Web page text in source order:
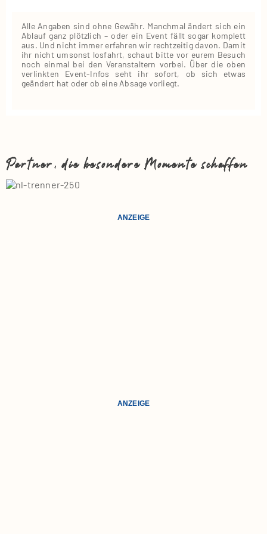
Alle Angaben sind ohne Gewähr. Manchmal ändert sich ein
Ablauf ganz plötzlich – oder ein Event fällt sogar komplett
aus. Und nicht immer erfahren wir rechtzeitig davon. Damit
ihr nicht umsonst losfahrt, schaut bitte vor eurem Besuch
noch einmal bei den Veranstaltern vorbei. Über die oben
verlinkten Event‑Infos seht ihr sofort, ob sich etwas
geändert hat oder ob eine Absage vorliegt.
Partner, die besondere Momente schaffen
ANZEIGE
ANZEIGE